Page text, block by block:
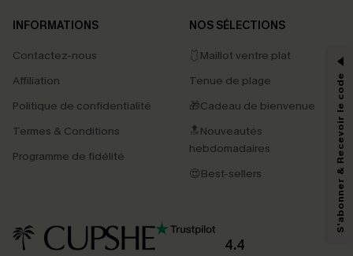
INFORMATIONS
Contactez-nous
Affiliation
Politique de confidentialité
Termes & Conditions
Programme de fidélité
NOS SÉLECTIONS
🩱Maillot ventre plat
Tenue de plage
🎁Cadeau de bienvenue
🔝Nouveautés
hebdomadaires
😍Best-sellers
4.4
PROFITEZ DE -15%
-15% dès 2 Achetés par E-mail
En soumettant votre adresse e-mail, vous acceptez de recevoir des e-mails
marketing (y compris du contenu généré par l'IA) de Cupshe et
reconnaissez avoir pris connaissance de nos
pouvons utiliser les données collectées sur notre site ainsi que des
produits susceptibles de vous intéresser, conformément à notre
Politique de
confidentialité
. Vous pouvez vous désabonner à tout moment.
S'abonner & Recevoir le code